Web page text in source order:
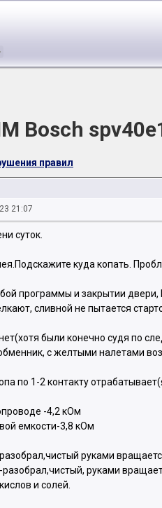
Bosch
правил
21:07
суток.
куда копать.
программы и закрытии
сливной не пытается
были конечно судя по
с желтыми налетами
по 1-2 контакту
-4,2 кОм
емкости-3,8 кОм
руками
разобрал,чистый, руками
и солей.